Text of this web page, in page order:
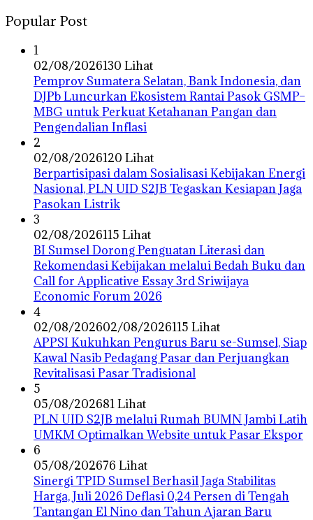
Popular Post
1
02/08/2026130 Lihat
Pemprov Sumatera Selatan, Bank Indonesia, dan
DJPb Luncurkan Ekosistem Rantai Pasok GSMP–
MBG untuk Perkuat Ketahanan Pangan dan
Pengendalian Inflasi
2
02/08/2026120 Lihat
Berpartisipasi dalam Sosialisasi Kebijakan Energi
Nasional, PLN UID S2JB Tegaskan Kesiapan Jaga
Pasokan Listrik
3
02/08/2026115 Lihat
BI Sumsel Dorong Penguatan Literasi dan
Rekomendasi Kebijakan melalui Bedah Buku dan
Call for Applicative Essay 3rd Sriwijaya
Economic Forum 2026
4
02/08/202602/08/2026115 Lihat
APPSI Kukuhkan Pengurus Baru se-Sumsel, Siap
Kawal Nasib Pedagang Pasar dan Perjuangkan
Revitalisasi Pasar Tradisional
5
05/08/202681 Lihat
PLN UID S2JB melalui Rumah BUMN Jambi Latih
UMKM Optimalkan Website untuk Pasar Ekspor
6
05/08/202676 Lihat
Sinergi TPID Sumsel Berhasil Jaga Stabilitas
Harga, Juli 2026 Deflasi 0,24 Persen di Tengah
Tantangan El Nino dan Tahun Ajaran Baru